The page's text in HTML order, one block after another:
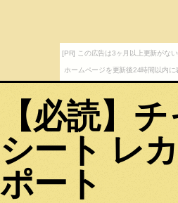
[PR] この広告は3ヶ月以上更新がない
ホームページを更新後24時間以内に
【必読】
シート レ
ポート